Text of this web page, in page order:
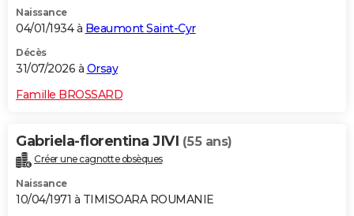
Destinations
City break
Voyage nature
Voyage de noces
Forum
Climat
+PHOTO
GUIDES D'ACHAT
Carte de Noël
Carte Bonne année
Carte Saint-Valentin
Carte Pâques
Carte d'anniversaire
DICTIONNAIRE
Dictionnaire
Biographies
Citations
Expressions
Proverbes
PROGRAMME TV
Naissance
04/01/1934 à Beaumont Saint-Cyr
Décès
31/07/2026 à Orsay
Famille BROSSARD
Gabriela-florentina JIVI (55 ans)
Créer une cagnotte obsèques
Naissance
10/04/1971 à TIMISOARA ROUMANIE